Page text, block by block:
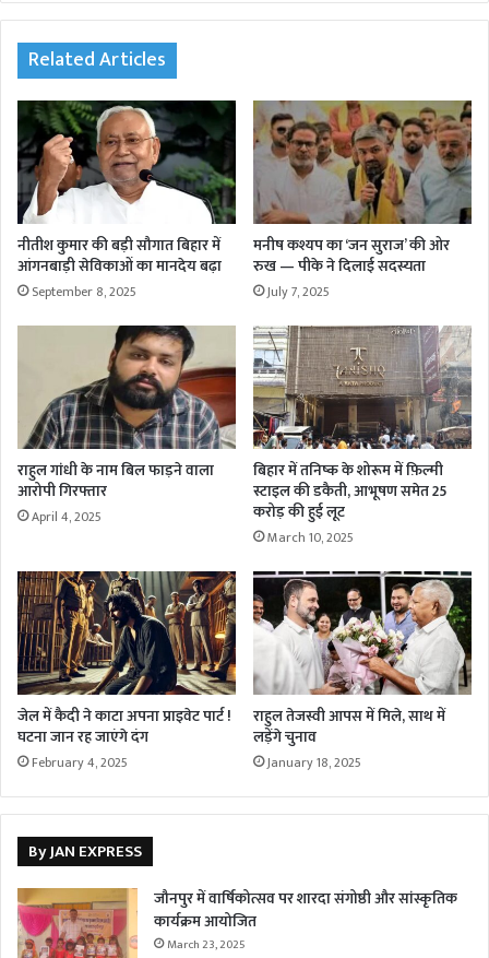
te
Related Articles
नीतीश कुमार की बड़ी सौगात बिहार में
आंगनबाड़ी सेविकाओं का मानदेय बढ़ा
September 8, 2025
मनीष कश्यप का ‘जन सुराज’ की ओर
रुख — पीके ने दिलाई सदस्यता
July 7, 2025
राहुल गांधी के नाम बिल फाड़ने वाला
आरोपी गिरफ्तार
April 4, 2025
बिहार में तनिष्क के शोरूम में फ़िल्मी
स्टाइल की डकैती, आभूषण समेत 25
करोड़ की हुई लूट
March 10, 2025
जेल में कैदी ने काटा अपना प्राइवेट पार्ट !
घटना जान रह जाएंगे दंग
February 4, 2025
राहुल तेजस्वी आपस में मिले, साथ में
लड़ेंगे चुनाव
January 18, 2025
By JAN EXPRESS
जौनपुर में वार्षिकोत्सव पर शारदा संगोष्ठी और सांस्कृतिक
कार्यक्रम आयोजित
March 23, 2025